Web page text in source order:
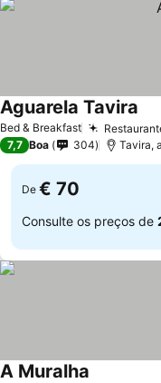
Bed & Breakfast
Aguarela Tavira
7,7 Boa 304 Tavira,
De € 70
Consulte os preços de
A Muralha